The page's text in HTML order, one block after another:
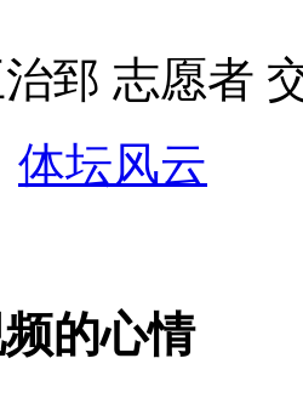
拆迁人员
警民合力深夜将其击毙
痛下狠手拳打脚踢
郅 志愿者
体坛风云
的心情